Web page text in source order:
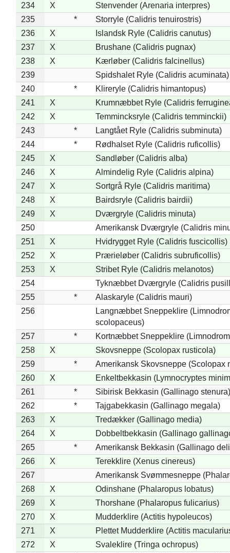
234 X
Stenvender (Arenaria interpres)
235
*
Storryle (Calidris tenuirostris)
236
X
Islandsk Ryle (Calidris canutus)
237
X
Brushane (Calidris pugnax)
238
X
Kærløber (Calidris falcinellus)
239
Spidshalet Ryle (Calidris acuminata)
240
*
Klireryle (Calidris himantopus)
241
X
Krumnæbbet Ryle (Calidris
242
X
Temmincksryle (Calidris temminckii)
243
*
Langtået Ryle (Calidris subminuta)
244
*
Rødhalset Ryle (Calidris ruficollis)
245
X
Sandløber (Calidris alba)
246
X
Almindelig Ryle (Calidris alpina)
247
X
Sortgrå Ryle (Calidris maritima)
248
X
Bairdsryle (Calidris bairdii)
249
X
Dværgryle (Calidris minuta)
250
Amerikansk Dværgryle (Calidris
251
X
Hvidrygget Ryle (Calidris fuscicollis)
252
X
Prærieløber (Calidris subruficollis)
253
X
Stribet Ryle (Calidris melanotos)
254
Tyknæbbet Dværgryle (Calidris
255
*
Alaskaryle (Calidris mauri)
256
Langnæbbet Sneppeklire
scolopaceus)
257
*
Kortnæbbet Sneppeklire
258
X
Skovsneppe (Scolopax rusticola)
259
*
Amerikansk Skovsneppe (Scolopax
260
X
Enkeltbekkasin (Lymnocryptes
261
*
Sibirisk Bekkasin (Gallinago stenura)
262
*
Tajgabekkasin (Gallinago megala)
263
X
Tredækker (Gallinago media)
264
X
Dobbeltbekkasin (Gallinago
265
*
Amerikansk Bekkasin (Gallinago
266
X
Terekklire (Xenus cinereus)
267
Amerikansk Svømmesneppe
268
X
Odinshane (Phalaropus lobatus)
269
X
Thorshane (Phalaropus fulicarius)
270
X
Mudderklire (Actitis hypoleucos)
271
X
Plettet Mudderklire (Actitis
272
X
Svaleklire (Tringa ochropus)